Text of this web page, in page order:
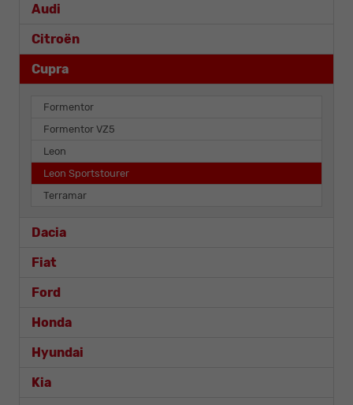
Audi
Citroën
Cupra
Formentor
Formentor VZ5
Leon
Leon Sportstourer
Terramar
Dacia
Fiat
Ford
Honda
Hyundai
Kia